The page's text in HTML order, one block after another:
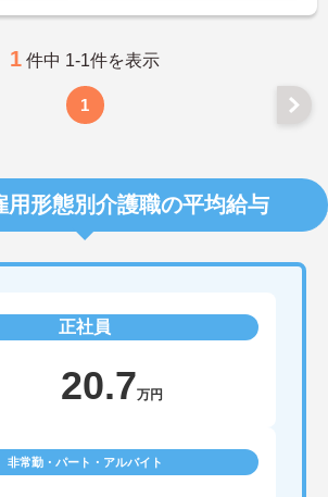
1 件中 1-1件を表示
1
用形態別介護職の平均給与
正社員
20.7万円
非常勤・パート・アルバイト